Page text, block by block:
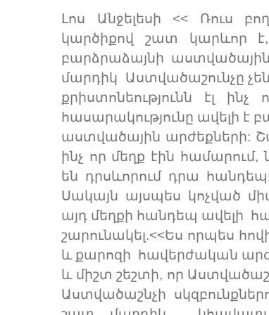
Լոս Անջելեսի << Ռուս
կարծիքով շատ կարևոր
բարձրաձայնի
մարդիկ Աստվածաշունչը
քրիստոնեությունն էլ
հասարակությունը ավելի է
աստվածային արժեքների:
ինչ որ մեղք էին համարում,
են դրսևորում դրա
Սակայն այսպես կոչված
այդ մեղքի հանդեպ ավելի
շարունակել.<<Ես որպես
և քարոզի հավերժական
և միշտ շեշտի, որ
Աստվածաշնչի